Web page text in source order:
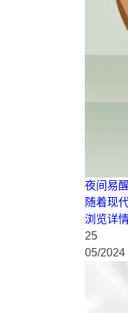
夜间易
随着现
浏览详
25
05/2024